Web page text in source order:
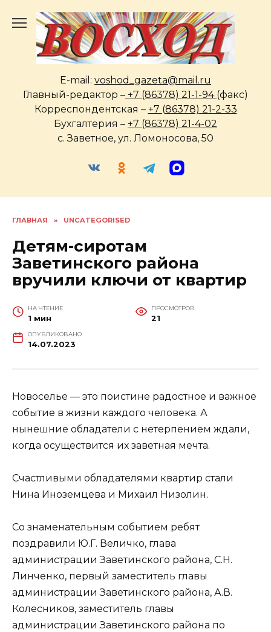
содержанию
E-mail: voshod_gazeta@mail.ru
Главный-редактор – +7 (86378) 21-1-94 (факс)
Корреспондентская – +7 (86378) 21-2-33
Бухгалтерия – +7 (86378) 21-4-02
с. Заветное, ул. Ломоносова, 50
ГЛАВНАЯ » UNCATEGORISED
Детям-сиротам
Заветинского района
вручили ключи от квартир
НА ЧТЕНИЕ
1 мин
ПРОСМОТРОВ
21
ОПУБЛИКОВАНО
14.07.2023
Новоселье — это поистине радостное и важное
событие в жизни каждого человека. А
нынешние обладатели с нетерпением ждали,
когда осуществится их заветная мечта.
Счастливыми обладателями квартир стали
Нина Иноземцева и Михаил Низолин.
Со знаменательным событием ребят
поздравили Ю.Г. Величко, глава
администрации Заветинского района, С.Н.
Линченко, первый заместитель главы
администрации Заветинского района, А.В.
Колесников, заместитель главы
администрации Заветинского района по